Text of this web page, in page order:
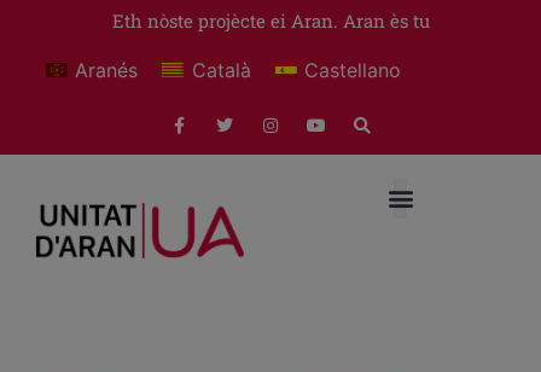
Eth nòste projècte ei Aran. Aran ès tu
Aranés Català Castellano